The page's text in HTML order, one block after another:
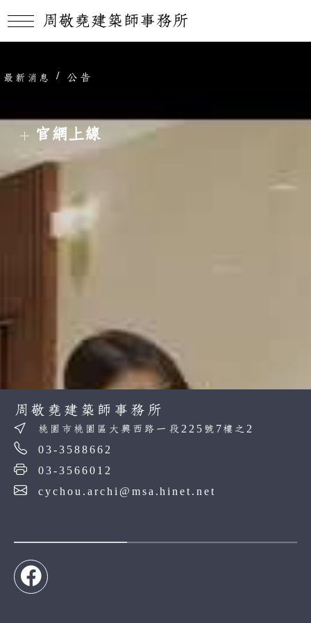
最新消息 / 公告
官網上線
周敬堯建築師事務所
桃園市桃園區大興西路一段225號7樓之2
03-3588662
03-3566012
cychou.archi@msa.hinet.net
周敬堯建築師事務所